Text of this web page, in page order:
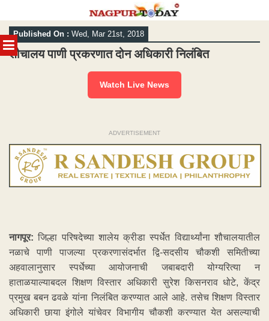
MENU
Skip
to
content
Published On : Wed, Mar 21st, 2018
शौचालय पाणी प्रकरणात दोन अधिकारी निलंबित
Watch Live News
ADVERTISEMENT
नागपूर: जिल्हा परिषदेच्या शालेय क्रीडा स्पर्धेत विद्यार्थ्यांना शौचालयातील
नळाचे पाणी पाजल्या प्रकरणासंदर्भात द्वि-सदसीय चौकशी समितीच्या
अहवालानुसार स्पर्धेच्या आयोजनाची जबाबदारी योग्यरित्या न
हाताळयाल्याबदल शिक्षण विस्तार अधिकारी सुरेश किसनराव धोटे, केंद्र
प्रमुख बबन ढवळे यांना निलंबित करण्यात आले आहे. तसेच शिक्षण विस्तार
अधिकारी छाया इंगोले यांचेवर विभागीय चौकशी करण्यात येत असल्याची